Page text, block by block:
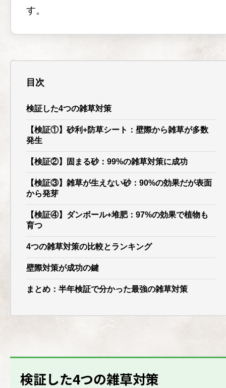
す。
目次
検証した4つの雑草対策
【検証①】砂利+防草シート：壁際から雑草が多数
発生
【検証②】固まる砂：99%の雑草対策に成功
【検証③】雑草が生えない砂：90%の効果だが表面
から発芽
【検証④】ダンボール+堆肥：97%の効果で植物も
育つ
4つの雑草対策の比較とランキング
壁際対策が成功の鍵
まとめ：半年検証で分かった最強の雑草対策
検証した4つの雑草対策